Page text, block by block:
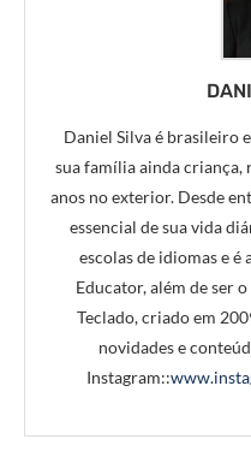
Daniel Silva é brasileiro
sua família ainda
anos no exterior. Desde
essencial de sua vida
escolas de idiomas e é
Educator, além de ser
Teclado, criado em
novidades e
Instagram::